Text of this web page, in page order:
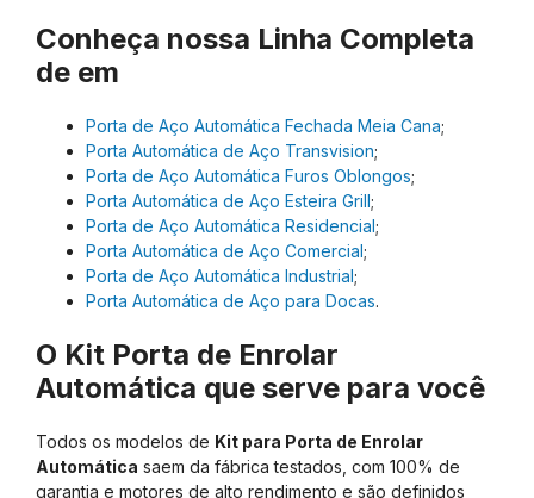
Conheça nossa Linha Completa
de em
Porta de Aço Automática Fechada Meia Cana;
Porta Automática de Aço Transvision;
Porta de Aço Automática Furos Oblongos;
Porta Automática de Aço Esteira Grill;
Porta de Aço Automática Residencial;
Porta Automática de Aço Comercial;
Porta de Aço Automática Industrial;
Porta Automática de Aço para Docas.
O Kit Porta de Enrolar
Automática que serve para você
Todos os modelos de Kit para Porta de Enrolar
Automática saem da fábrica testados, com 100% de
garantia e motores de alto rendimento e são definidos